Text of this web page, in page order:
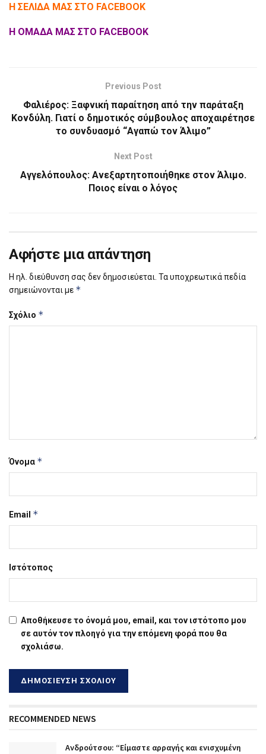
Η ΣΕΛΙΔΑ ΜΑΣ ΣΤΟ FACEBOOK
Η ΟΜΑΔΑ ΜΑΣ ΣΤΟ FACEBOOK
Previous Post
Φαλιέρος: Ξαφνική παραίτηση από την παράταξη
Κονδύλη. Γιατί ο δημοτικός σύμβουλος αποχαιρέτησε
το συνδυασμό “Αγαπώ τον Άλιμο”
Next Post
Αγγελόπουλος: Ανεξαρτητοποιήθηκε στον Άλιμο.
Ποιος είναι ο λόγος
Αφήστε μια απάντηση
Η ηλ. διεύθυνση σας δεν δημοσιεύεται. Τα υποχρεωτικά πεδία
σημειώνονται με *
Σχόλιο *
Όνομα *
Email *
Ιστότοπος
Αποθήκευσε το όνομά μου, email, και τον ιστότοπο μου
σε αυτόν τον πλοηγό για την επόμενη φορά που θα
σχολιάσω.
RECOMMENDED NEWS
Ανδρούτσου: “Είμαστε αρραγής και ενισχυμένη